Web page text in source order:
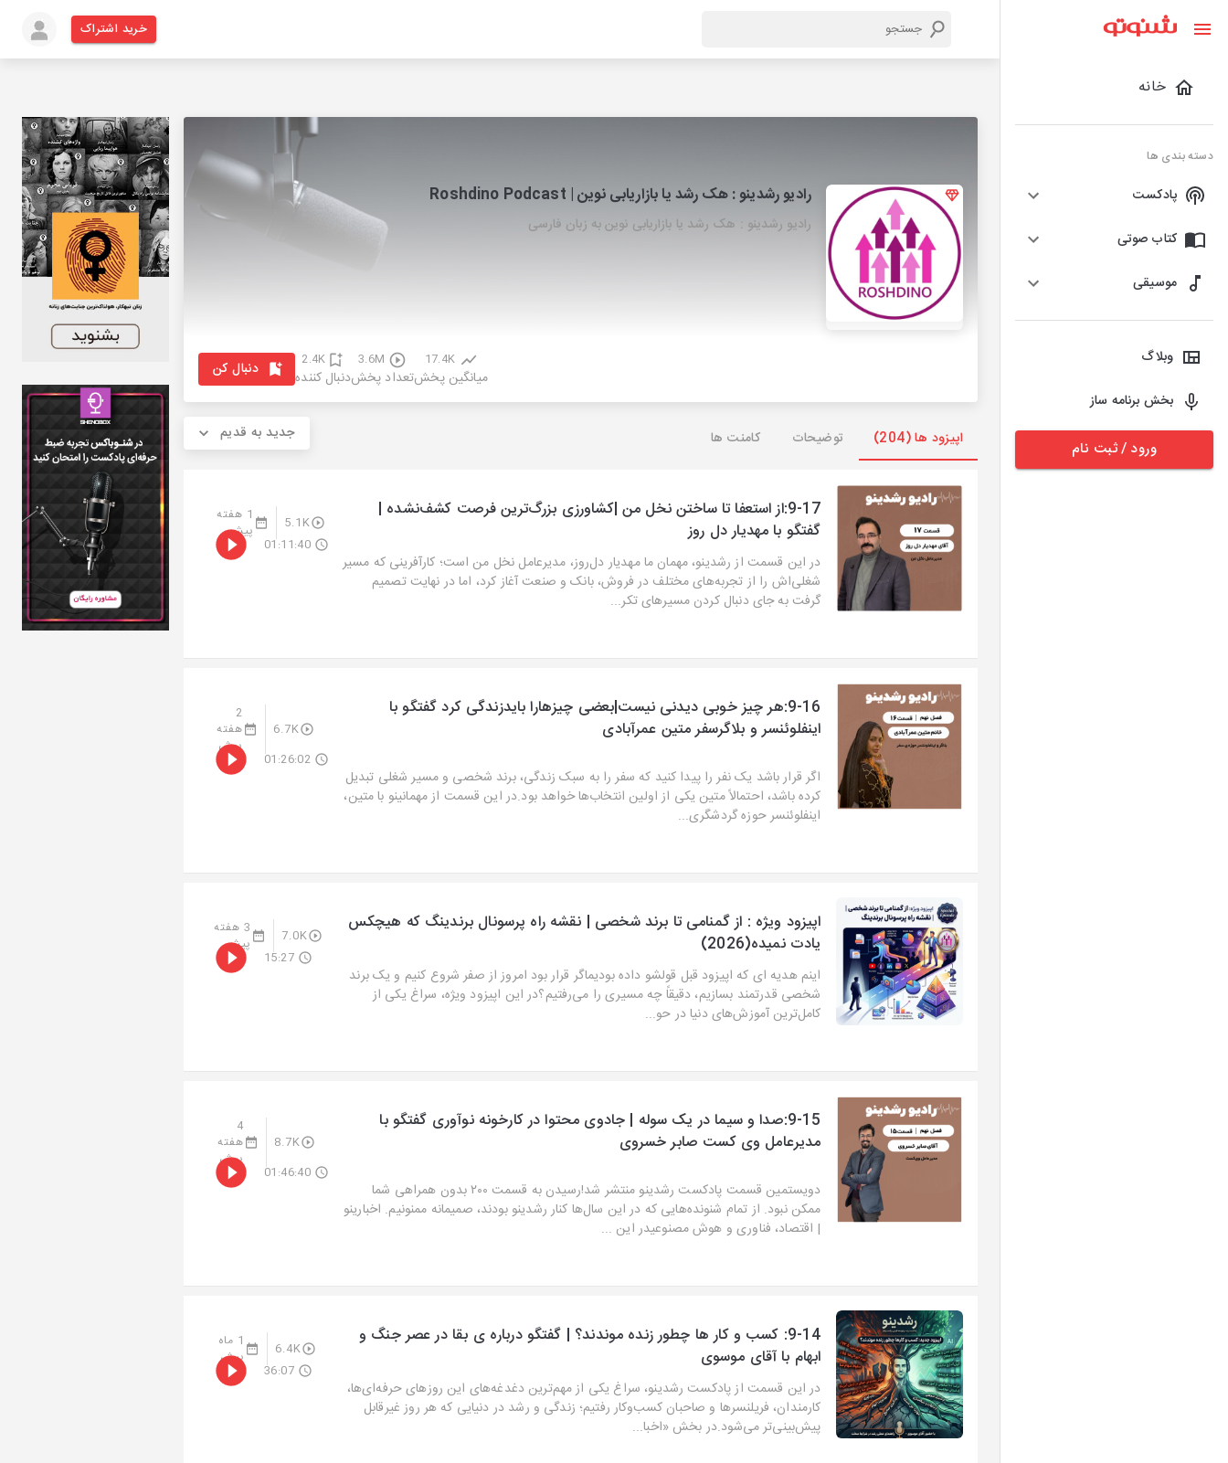
خانه
دسته بندی ها
پادکست
کتاب صوتی
موسیقی
وبلاگ
بخش برنامه ساز
ورود / ثبت نام
خرید اشتراک
رادیو رشدینو : هک رشد یا بازاریابی نوین | Roshdino Podcast
رادیو رشدینو : هک رشد یا بازاریابی نوین به زبان فارسی
17.4K
میانگین پخش
3.6M
تعداد پخش
2.4K
دنبال کننده دنبال کن
اپیزود ها (204) توضیحات کامنت ها جدید به قدیم
9-17:از استعفا تا ساختن نخل من |کشاورزی بزرگ‌ترین فرصت کشف‌نشده |
گفتگو با مهدیار دل روز
5.1K
1 هفته
پیش
در این قسمت از رشدینو، مهمان ما مهدیار دل‌روز، مدیرعامل نخل من است؛ کارآفرینی که مسیر
شغلی‌اش را از تجربه‌های مختلف در فروش، بانک و صنعت آغاز کرد، اما در نهایت تصمیم
گرفت به جای دنبال کردن مسیرهای تکر...
01:11:40
9-16:هر چیز خوبی دیدنی نیست|بعضی چیزهارا بایدزندگی کرد گفتگو با
اینفلوئنسر و بلاگرسفر متین عمرآبادی
6.7K
2
هفته
پیش
اگر قرار باشد یک نفر را پیدا کنید که سفر را به سبک زندگی، برند شخصی و مسیر شغلی تبدیل
کرده باشد، احتمالاً متین یکی از اولین انتخاب‌ها خواهد بود.در این قسمت از مهمانینو با متین،
اینفلوئنسر حوزه گردشگری...
01:26:02
اپیزود ویژه : از گمنامی تا برند شخصی | نقشه راه پرسونال برندینگ که هیچکس
یادت نمیده(2026)
7.0K
3 هفته
پیش
اینم هدیه ای که اپیزود قبل قولشو داده بودیماگر قرار بود امروز از صفر شروع کنیم و یک برند
شخصی قدرتمند بسازیم، دقیقاً چه مسیری را می‌رفتیم؟در این اپیزود ویژه، سراغ یکی از
کامل‌ترین آموزش‌های دنیا در حو...
15:27
9-15:صدا و سیما در یک سوله | جادوی محتوا در کارخونه نوآوری گفتگو با
مدیرعامل وی کست صابر خسروی
8.7K
4
هفته
پیش
دویستمین قسمت پادکست رشدینو منتشر شد!رسیدن به قسمت ۲۰۰ بدون همراهی شما
ممکن نبود. از تمام شنونده‌هایی که در این سال‌ها کنار رشدینو بودند، صمیمانه ممنونیم. اخبارینو
| اقتصاد، فناوری و هوش مصنوعیدر این ...
01:46:40
9-14: کسب و کار ها چطور زنده موندند؟ | گفتگو درباره ی بقا در عصر جنگ و
ابهام با آقای موسوی
6.4K
1 ماه
پیش
در این قسمت از پادکست رشدینو، سراغ یکی از مهم‌ترین دغدغه‌های این روزهای حرفه‌ای‌ها،
کارمندان، فریلنسرها و صاحبان کسب‌وکار رفتیم؛ زندگی و رشد در دنیایی که هر روز غیرقابل
پیش‌بینی‌تر می‌شود.در بخش «اخبا...
36:07